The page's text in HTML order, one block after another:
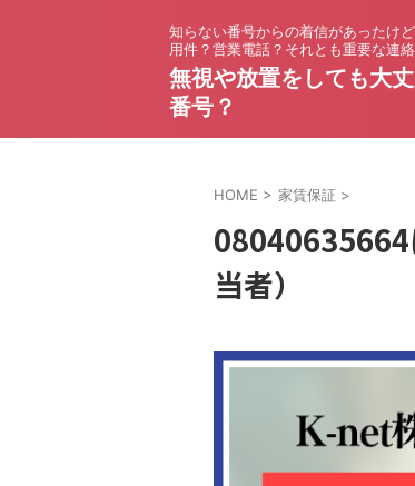
知らない番号からの着信があったけ
用件？営業電話？それとも重要な連絡
無視や放置をしても大
番号？
HOME > 家賃保証 >
08040635664
当者）